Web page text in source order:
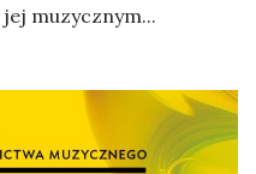
muzycznym...